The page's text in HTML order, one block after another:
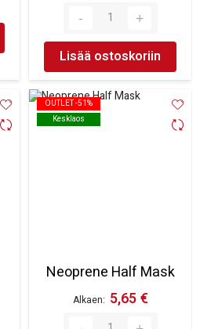
Lisää ostoskoriin
OUTLET -51%
Kesklaos
OUTLET -51%
Kesklaos
Neoprene Half Mask
Alkaen 5,65 €